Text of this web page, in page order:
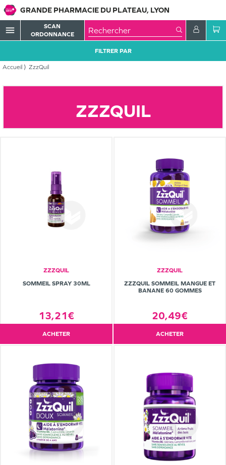
GRANDE PHARMACIE DU PLATEAU, LYON
menu
SCAN
ORDONNANCE
Accueil ZzzQuil
FILTRER PAR
ZZZQUIL
ZZZQUIL
SOMMEIL SPRAY 30ML
13,21€
ACHETER
ZZZQUIL
ZZZQUIL SOMMEIL MANGUE ET
BANANE 60 GOMMES
20,49€
ACHETER